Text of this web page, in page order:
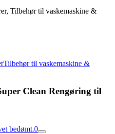
Tilbehør til vaskemaskine &
Tilbehør til vaskemaskine &
Clean Rengøring til
bedømt.0